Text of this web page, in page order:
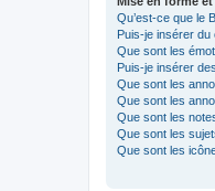
Qu’est-ce que le
Puis-je insérer du
Que sont les
Puis-je insérer
Que sont les
Que sont les
Que sont les
Que sont les
Que sont les